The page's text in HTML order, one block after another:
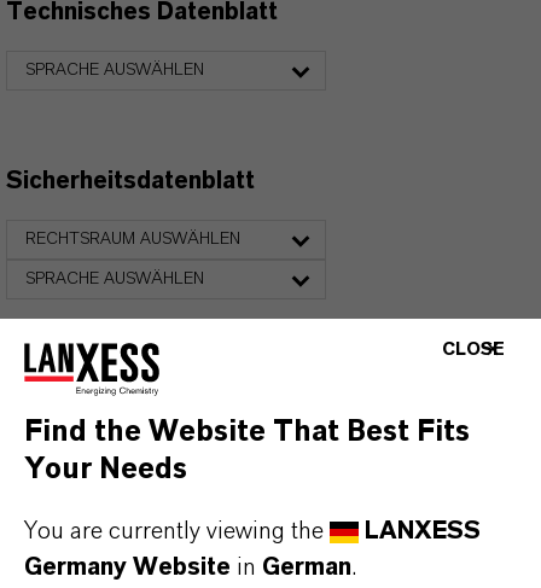
Technisches Datenblatt
SPRACHE AUSWÄHLEN
Sicherheitsdatenblatt
RECHTSRAUM AUSWÄHLEN
SPRACHE AUSWÄHLEN
FAQ FÜR ALLE EISENOXID-
PRODUKTE
CLOSE
Find the Website That Best Fits
Your Needs
You are currently viewing the
LANXESS
Germany Website in German.